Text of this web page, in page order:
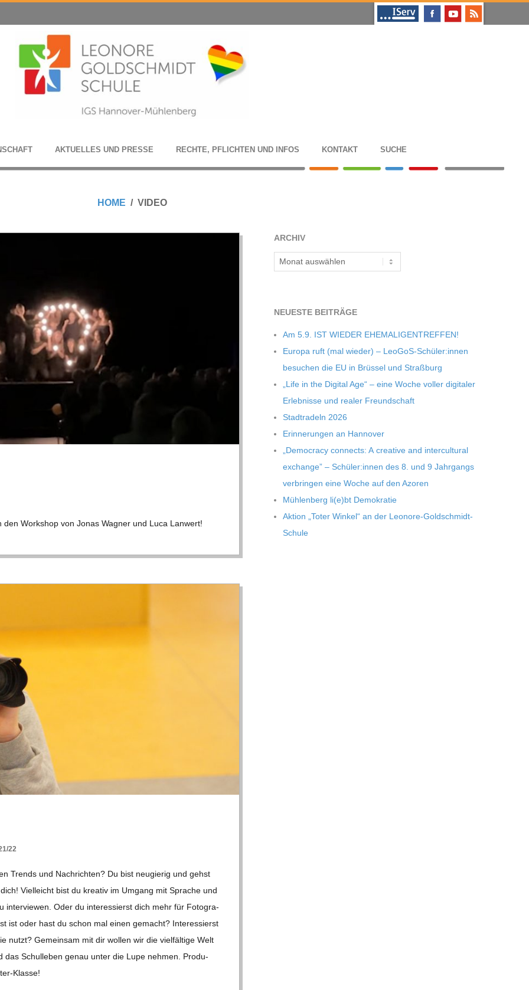
AKTU­EL­LES UND PRESSE RECHTE, PFLICH­TEN UND INFOS KON­TAKT SUCHE
HOME VIDEO
Work­shop von Jonas Wag­ner und Luca Lan­wert!
22
Trends und Nach­rich­ten? Du bist neu­gie­rig und gehst
Viel­leicht bist du krea­tiv im Umgang mit Spra­che und
inter­viewen. Oder du inter­es­sierst dich mehr für Foto­gra­
ist oder hast du schon mal einen gemacht? Inter­es­sierst
nutzt? Gemein­sam mit dir wol­len wir die viel­fäl­tige Welt
das Schul­le­ben genau unter die Lupe neh­men. Pro­du­
Klasse!
ARCHIV
Archiv
NEU­ESTE BEITRÄGE
Am 5.9. IST WIEDER EHEMALIGENTREFFEN!
Europa ruft (mal wie­der) – LeoGoS-Schüler:innen
besu­chen die EU in Brüs­sel und Straßburg
„Life in the Digi­tal Age“ – eine Woche vol­ler digi­ta­ler
Erleb­nisse und rea­ler Freundschaft
Stadt­ra­deln 2026
Erin­ne­run­gen an Hannover
„Demo­cracy con­nects: A crea­tive and inter­cul­tu­ral
exch­ange” – Schüler:innen des 8. und 9 Jahr­gangs
ver­brin­gen eine Woche auf den Azoren
Müh­len­berg li(e)bt Demokratie
Aktion „Toter Win­kel“ an der Leonore-Goldschmidt-
Schule